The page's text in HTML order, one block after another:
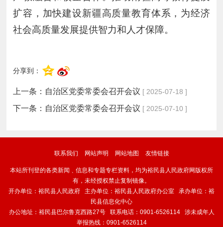
扩容，加快建设新疆高质量教育体系，为经济
社会高质量发展提供智力和人才保障。
分享到：
上一条： 自治区党委常委会召开会议 [ 2025-07-18 ]
下一条： 自治区党委常委会召开会议 [ 2025-07-10 ]
联系我们 网站声明 网站地图 友情链接
本站所刊登的各类新闻﹑信息和专题专栏资料，均为裕民县人民政府网版权所
有，未经授权禁止复制镜像。
开办单位：裕民县人民政府 主办单位：裕民县人民政府办公室 承办单位：裕
民县信息化中心
办公地址：裕民县巴尔鲁克西路27号 联系电话：0901-6526114 涉未成年人
举报热线：0901-6526114